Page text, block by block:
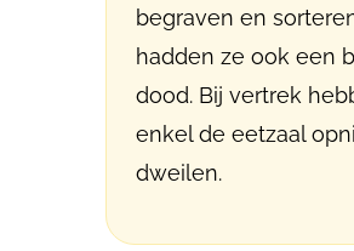
begraven en
hadden ze ook een
dood. Bij vertrek
enkel de eetzaal
dweilen.